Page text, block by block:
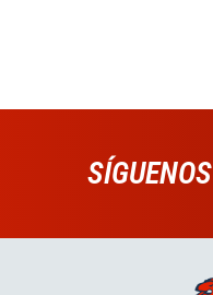
SÍGUENOS